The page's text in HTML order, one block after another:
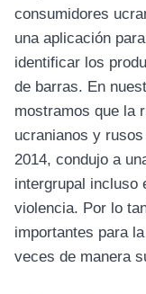
consumidores
una aplicación
identificar los
de barras. En
mostramos que la
ucranianos y
2014, condujo a
intergrupal incluso
violencia. Por lo
importantes para
veces de manera